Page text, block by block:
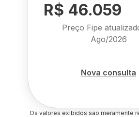
R$ 46.059
Preço Fipe
Ago/2026
Nova consulta
Os valores exibidos são meramente